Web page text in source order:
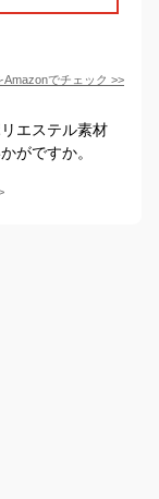
Amazonでチェック >>
エステル素材
がですか。